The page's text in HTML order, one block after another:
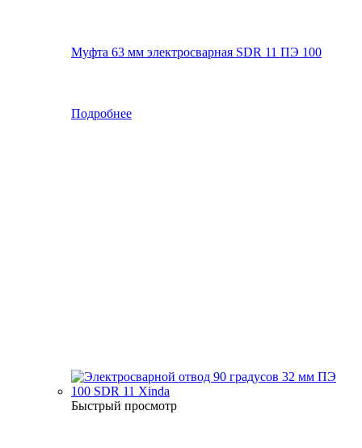
Муфта 63 мм электросварная SDR 11 ПЭ 100
Подробнее
Быстрый просмотр